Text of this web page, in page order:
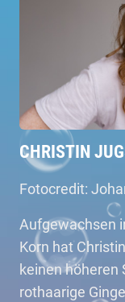
CHRISTIN
Fotocredit:
Aufgewachsen
Korn hat
keinen höheren
rothaarige